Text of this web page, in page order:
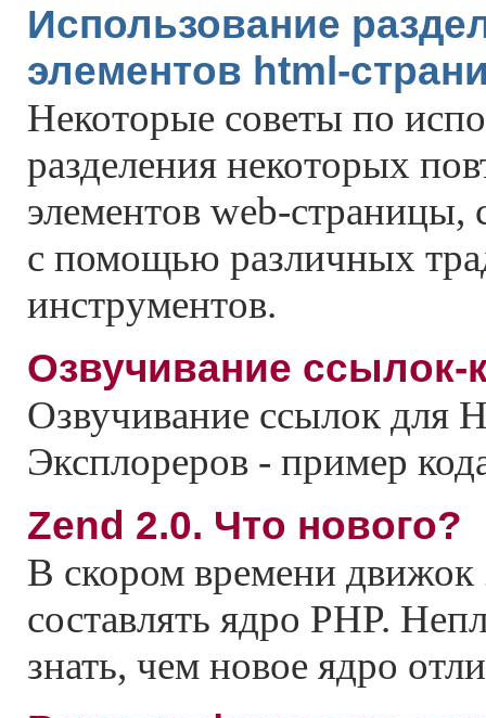
Использование
элементов html-
Некоторые советы по
разделения некоторых
элементов web-страницы,
с помощью различных
инструментов.
Озвучивание ссылок-
Озвучивание ссылок для
Эксплореров - пример
Zend 2.0. Что нового?
В скором времени движок
составлять ядро PHP.
знать, чем новое ядро